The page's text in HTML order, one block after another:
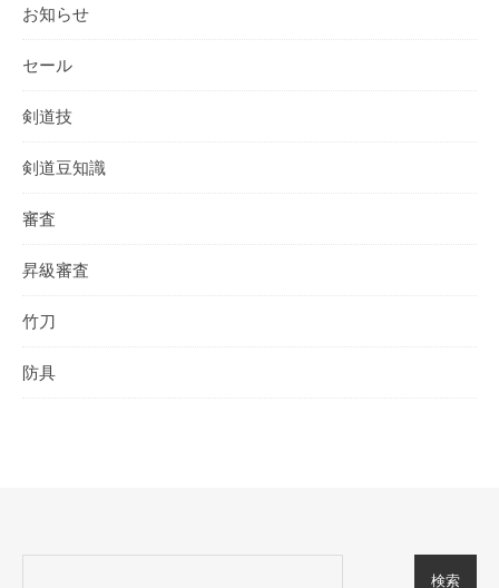
お知らせ
セール
剣道技
剣道豆知識
審査
昇級審査
竹刀
防具
検索